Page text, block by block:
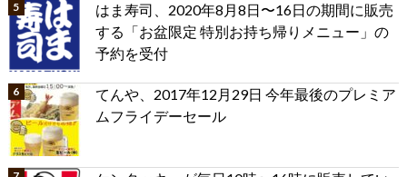
はま寿司、2020年8月8日〜16日の期間に販売
する「お盆限定 特別お持ち帰りメニュー」の
予約を受付
てんや、2017年12月29日 今年最後のプレミア
ムフライデーセール